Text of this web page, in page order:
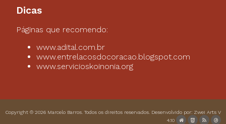
Dicas
Páginas que recomendo:
www.adital.com.br
www.entrelacosdocoracao.blogspot.com
www.servicioskoinonia.org
Copyright © 2026 Marcelo Barros. Todos os direitos reservados. Desenvolvido por: Zwei Arts V
4.10